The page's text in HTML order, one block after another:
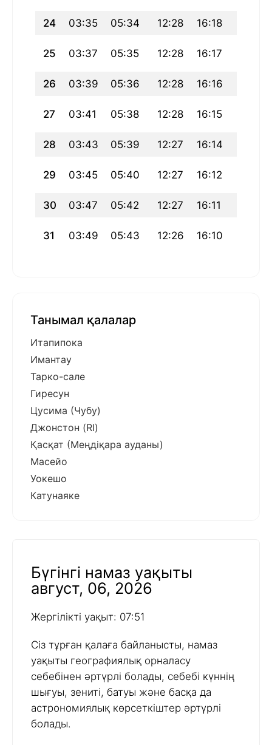
24 03:35 05:34 12:28 16:18
25 03:37 05:35 12:28 16:17
26 03:39 05:36 12:28 16:16
27 03:41 05:38 12:28 16:15
28 03:43 05:39 12:27 16:14
29 03:45 05:40 12:27 16:12
30 03:47 05:42 12:27 16:11
31 03:49 05:43 12:26 16:10
Танымал қалалар
Итапипока
Имантау
Тарко-сале
Гиресун
Цусима (Чубу)
Джонстон (RI)
Қасқат (Меңдіқара ауданы)
Масейо
Уокешо
Катунаяке
Бүгінгі намаз уақыты
август, 06, 2026
Жергілікті уақыт: 07:51
Сіз тұрған қалаға байланысты, намаз
уақыты географиялық орналасу
себебінен әртүрлі болады, себебі күннің
шығуы, зениті, батуы және басқа да
астрономиялық көрсеткіштер әртүрлі
болады.